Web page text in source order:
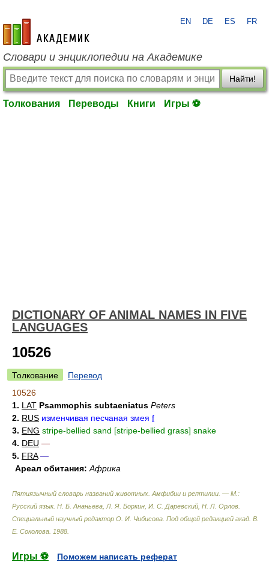
academic.ru
EN DE ES FR
Словари и энциклопедии на Академике
Найти!
Толкования Переводы Книги Игры ⚽
DICTIONARY OF ANIMAL NAMES IN FIVE
LANGUAGES
10526
Толкование
Перевод
10526
1. LAT Psammophis subtaeniatus Peters
2. RUS изменчивая песчаная змея f
3. ENG stripe-bellied sand [stripe-bellied grass] snake
4. DEU —
5. FRA —
Ареал обитания: Африка
Пятиязычный словарь названий животных. Амфибии и рептилии. — М.:
Русский язык. Н. Б. Ананьева, Л. Я. Боркин, И. С. Даревский, Н. Л. Орлов.
Специальный научный редактор О. И. Чибисова. Под общей редакцией акад. В.
Е. Соколова 1988
Игры ⚽
Поможем написать реферат